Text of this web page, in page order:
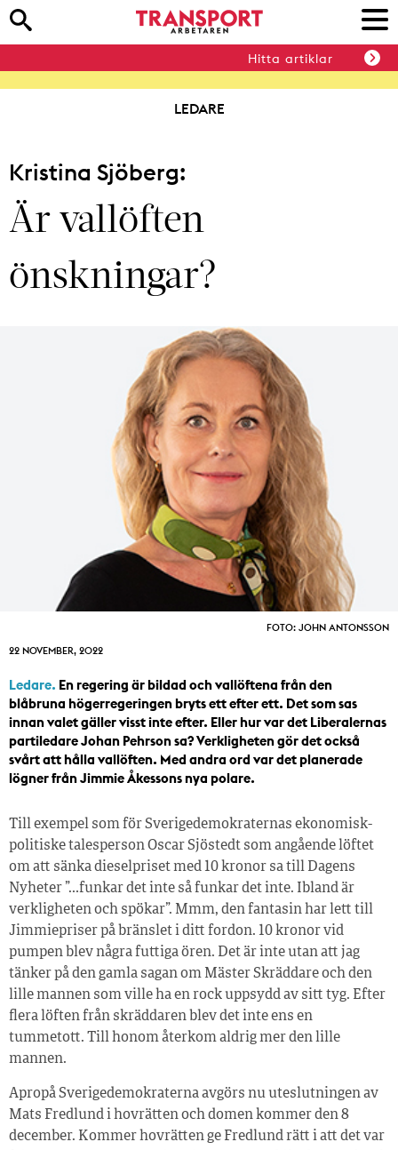
Hitta artiklar
LEDARE
Kristina Sjöberg:
Är vallöften
önskningar?
FOTO: JOHN ANTONSSON
22 NOVEMBER, 2022
Ledare. En regering är bildad och vallöftena från den
blåbruna högerregeringen bryts ett efter ett. Det som sas
innan valet gäller visst inte efter. Eller hur var det Liberalernas
partiledare Johan Pehrson sa? Verkligheten gör det också
svårt att hålla vallöften. Med andra ord var det planerade
lögner från Jimmie Åkessons nya polare.
Till exempel som för Sverigedemokraternas ekonomisk-
politiske talesperson Oscar Sjöstedt som angående löftet
om att sänka dieselpriset med 10 kronor sa till Dagens
Nyheter ”…funkar det inte så funkar det inte. Ibland är
verkligheten och spökar”. Mmm, den fantasin har lett till
Jimmiepriser på bränslet i ditt fordon. 10 kronor vid
pumpen blev några futtiga ören. Det är inte utan att jag
tänker på den gamla sagan om Mäster Skräddare och den
lille mannen som ville ha en rock uppsydd av sitt tyg. Efter
flera löften från skräddaren blev det inte ens en
tummetott. Till honom återkom aldrig mer den lille
mannen.
Apropå Sverigedemokraterna avgörs nu uteslutningen av
Mats Fredlund i hovrätten och domen kommer den 8
december. Kommer hovrätten ge Fredlund rätt i att det var